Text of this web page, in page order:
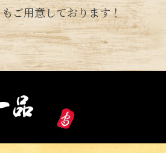
もご用意しております！